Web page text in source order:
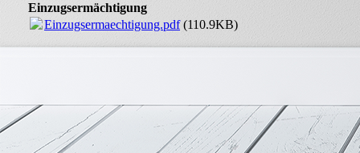
Einzugsermächtigung
Einzugsermaechtigung.pdf(110.9KB)